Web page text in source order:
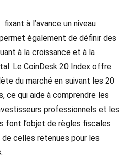
à l’avance un niveau
également de définir des
à la croissance et à la
Le CoinDesk 20 Index offre
du marché en suivant les 20
ce qui aide à comprendre les
professionnels et les
font l’objet de règles fiscales
celles retenues pour les